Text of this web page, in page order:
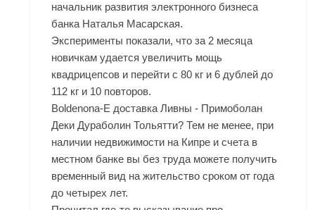
начальник развития электронного бизнеса
банка Наталья Масарская.
Эксперименты показали, что за 2 месяца
новичкам удается увеличить мощь
квадрицепсов и перейти с 80 кг и 6 дублей до
112 кг и 10 повторов.
Boldenona-E доставка Ливны - Примоболан
Деки Дураболин Тольятти? Тем не менее, при
наличии недвижимости на Кипре и счета в
местном банке вы без труда можете получить
временный вид на жительство сроком от года
до четырех лет.